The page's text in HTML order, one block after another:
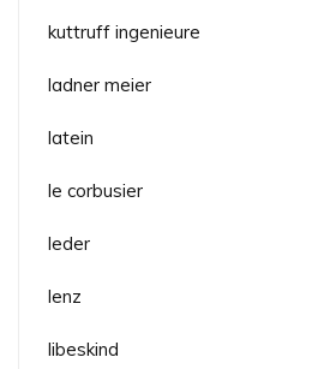
kuttruff ingenieure
ladner meier
latein
le corbusier
leder
lenz
libeskind